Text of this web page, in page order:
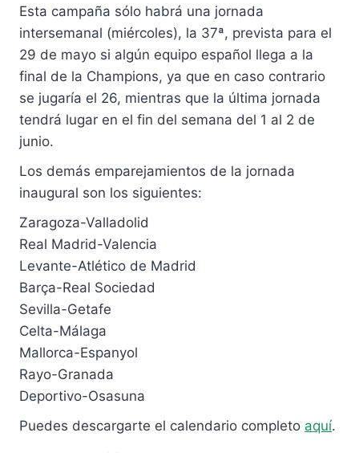
Esta campaña sólo habrá una jornada
intersemanal (miércoles), la 37ª, prevista para el
29 de mayo si algún equipo español llega a la
final de la Champions, ya que en caso contrario
se jugaría el 26, mientras que la última jornada
tendrá lugar en el fin del semana del 1 al 2 de
junio.
Los demás emparejamientos de la jornada
inaugural son los siguientes:
Zaragoza-Valladolid
Real Madrid-Valencia
Levante-Atlético de Madrid
Barça-Real Sociedad
Sevilla-Getafe
Celta-Málaga
Mallorca-Espanyol
Rayo-Granada
Deportivo-Osasuna
Puedes descargarte el calendario completo aquí.